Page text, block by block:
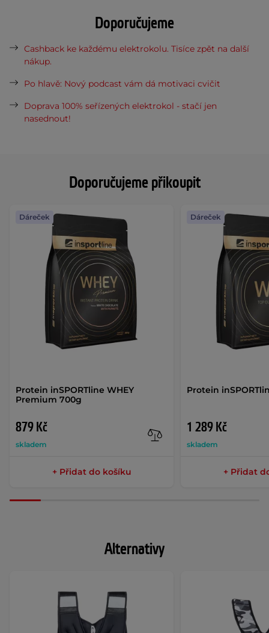
Doporučujeme přikoupit
Protein inSPORTline WHEY
Premium 700g
879 Kč
skladem
Dáreček
+ Přidat do košíku
Protein
1 289 Kč
skladem
Dáreček
+ Přidat
Doporučujeme
Cashback ke každému elektrokolu. Tisíce zpět na další
nákup.
Po hlavě: Nový podcast vám dá motivaci cvičit
Doprava 100% seřízených elektrokol - stačí jen
nasednout!
Alternativy